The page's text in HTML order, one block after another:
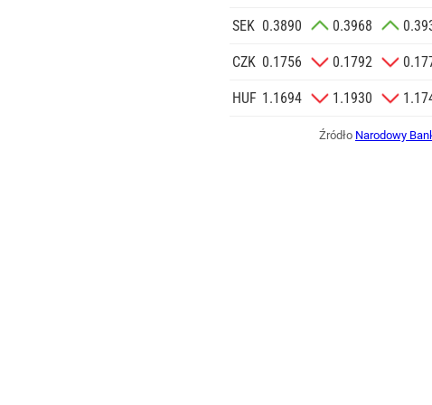
SEK 0.3890 0.3968
CZK 0.1756 0.1792
HUF 1.1694 1.1930
Źródło Narodowy